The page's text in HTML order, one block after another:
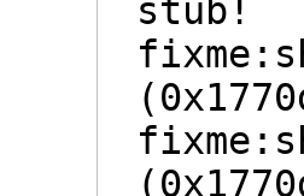
stub!